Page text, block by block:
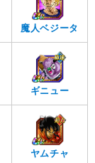
魔人ベジータ
ギニュー
ヤムチャ